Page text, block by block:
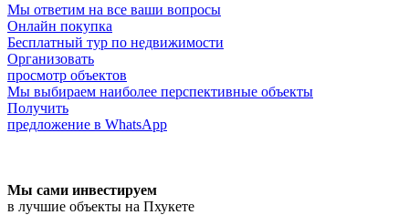
Мы ответим на все ваши вопросы
Онлайн покупка
Бесплатный тур по недвижимости
Организовать
просмотр объектов
Мы выбираем наиболее перспективные объекты
Получить
предложение в WhatsApp
Мы сами инвестируем
в лучшие объекты на Пхукете